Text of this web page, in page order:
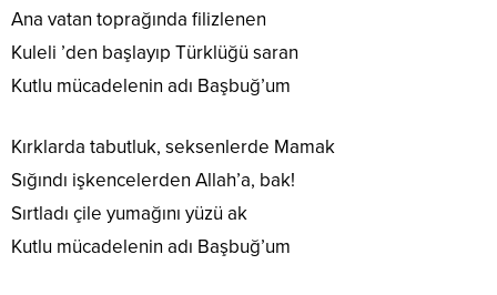
Ana vatan toprağında filizlenen
Kuleli ’den başlayıp Türklüğü saran
Kutlu mücadelenin adı Başbuğ’um
Kırklarda tabutluk, seksenlerde Mamak
Sığındı işkencelerden Allah’a, bak!
Sırtladı çile yumağını yüzü ak
Kutlu mücadelenin adı Başbuğ’um